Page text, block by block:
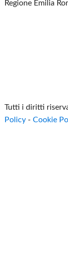
Regione Emilia
Tutti i diritti
Policy -Cookie